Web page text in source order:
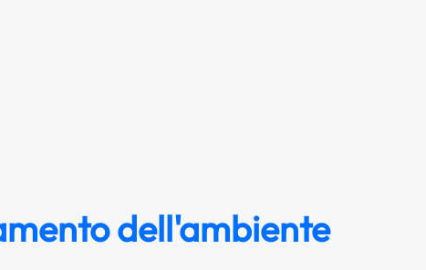
dell'ambiente